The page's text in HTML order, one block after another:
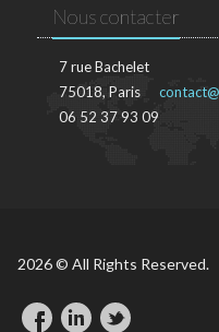
Nous contacter
7 rue Bachelet
75018, Paris
06 52 37 93 09
2026 © All Rights Reserved.